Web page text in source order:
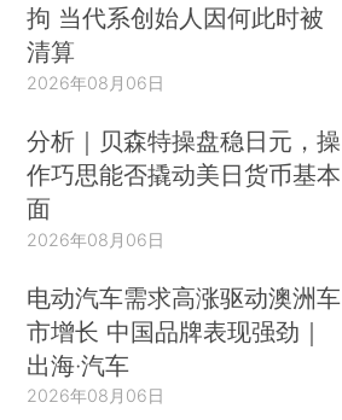
拘 当代系创始人因何此时被
清算
2026年08月06日
分析｜贝森特操盘稳日元，操
作巧思能否撬动美日货币基本
面
2026年08月06日
电动汽车需求高涨驱动澳洲车
市增长 中国品牌表现强劲｜
出海·汽车
2026年08月06日